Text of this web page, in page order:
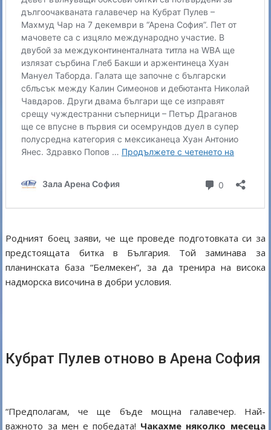
Родният боец заяви, че ще проведе подготовката си за
предстоящата битка в България. Той заминава за
планинската база “Белмекен”, за да тренира на висока
надморска височина в добри условия.
Кубрат Пулев отново в Арена София
“Предполагам, че ще бъде мощна галавечер. Най-
важното за мен е победата! Чакахме няколко месеца